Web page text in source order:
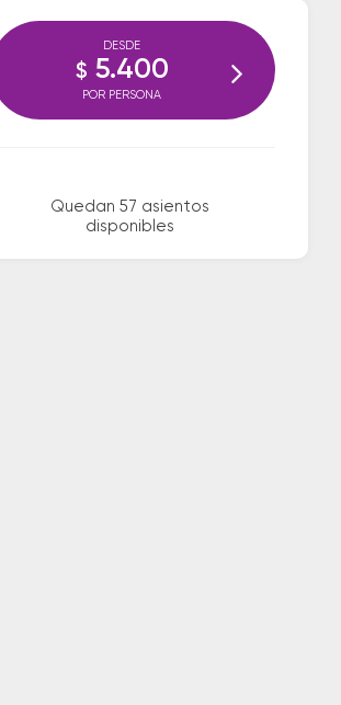
Quedan 57 asientos
disponibles
DESDE
$ 5.400
POR PERSONA